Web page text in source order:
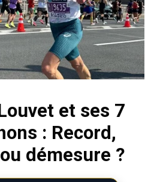
et ses 7
: Record,
démesure ?